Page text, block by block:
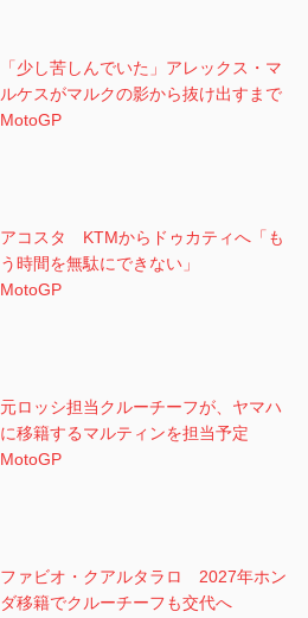
「少し苦しんでいた」アレックス・マ
ルケスがマルクの影から抜け出すまで
MotoGP
アコスタ KTMからドゥカティへ「も
う時間を無駄にできない」
MotoGP
元ロッシ担当クルーチーフが、ヤマハ
に移籍するマルティンを担当予定
MotoGP
ファビオ・クアルタラロ 2027年ホン
ダ移籍でクルーチーフも交代へ